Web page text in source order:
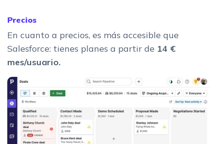
Precios
En cuanto a precios, es más accesible que
Salesforce: tienes planes a partir de 14 €
mes/usuario.